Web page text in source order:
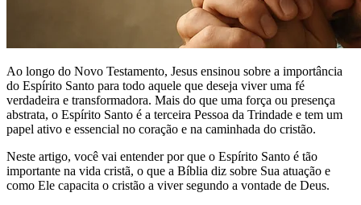
Ao longo do Novo Testamento, Jesus ensinou sobre a importância
do Espírito Santo para todo aquele que deseja viver uma fé
verdadeira e transformadora. Mais do que uma força ou presença
abstrata, o Espírito Santo é a terceira Pessoa da Trindade e tem um
papel ativo e essencial no coração e na caminhada do cristão.
Neste artigo, você vai entender por que o Espírito Santo é tão
importante na vida cristã, o que a Bíblia diz sobre Sua atuação e
como Ele capacita o cristão a viver segundo a vontade de Deus.